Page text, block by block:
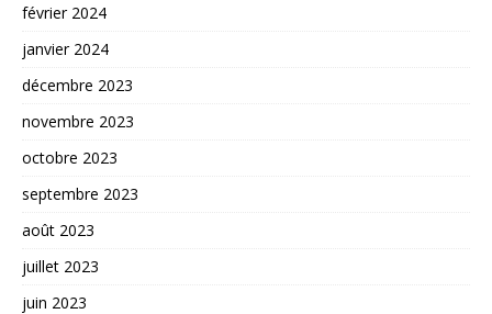
février 2024
janvier 2024
décembre 2023
novembre 2023
octobre 2023
septembre 2023
août 2023
juillet 2023
juin 2023